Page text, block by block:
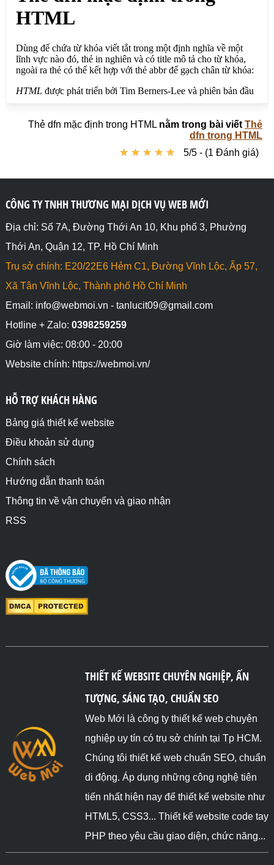
Thẻ dfn mặc định trong HTML nằm trong bài viết Thẻ
dfn trong HTML
★ ★ ★ ★ ★
★ ★ ★ ★ ★ 5/5 - (1 Đánh giá)
CÔNG TY TNHH THƯƠNG MẠI DỊCH VỤ WEB MỚI
Địa chỉ: Số 7A, Đường Thới An 10, Khu phố 3, Phường
Thới An, Quận 12, TP. Hồ Chí Minh
Trụ sở chính: E20/22E6 Hẻm C1, Đường Vĩnh Lộc, Ấp 57,
Xã Tân Vĩnh Lộc, Thành phố Hồ Chí Minh
Email: info@webmoi.vn - tanlucit09@gmail.com
Hotline + Zalo: 0398259259
Giờ làm việc: 08:00 - 20:00
Website chính: https://webmoi.vn/
HỖ TRỢ KHÁCH HÀNG
Bảng giá thiết kế website
Điều khoản sử dụng
Chính sách
Hướng dẫn thanh toán
Thông tin về vận chuyển và giao nhận
RSS
THIẾT KẾ WEBSITE CHUYÊN NGHIỆP, ẤN
TƯỢNG, SÁNG TẠO, CHUẨN SEO
Web Mới là công ty thiết kế web chuyên
nghiệp uy tín có trụ sở chính tại Tp HCM.
Chúng tôi thiết kế web chuẩn SEO, chuẩn
di động. Áp dụng những công nghệ tiên
tiến nhất hiện nay để thiết kế website như
HTML5, CSS3... Thiết kế website code tay
PHP theo yêu cầu giao diện, chức năng...